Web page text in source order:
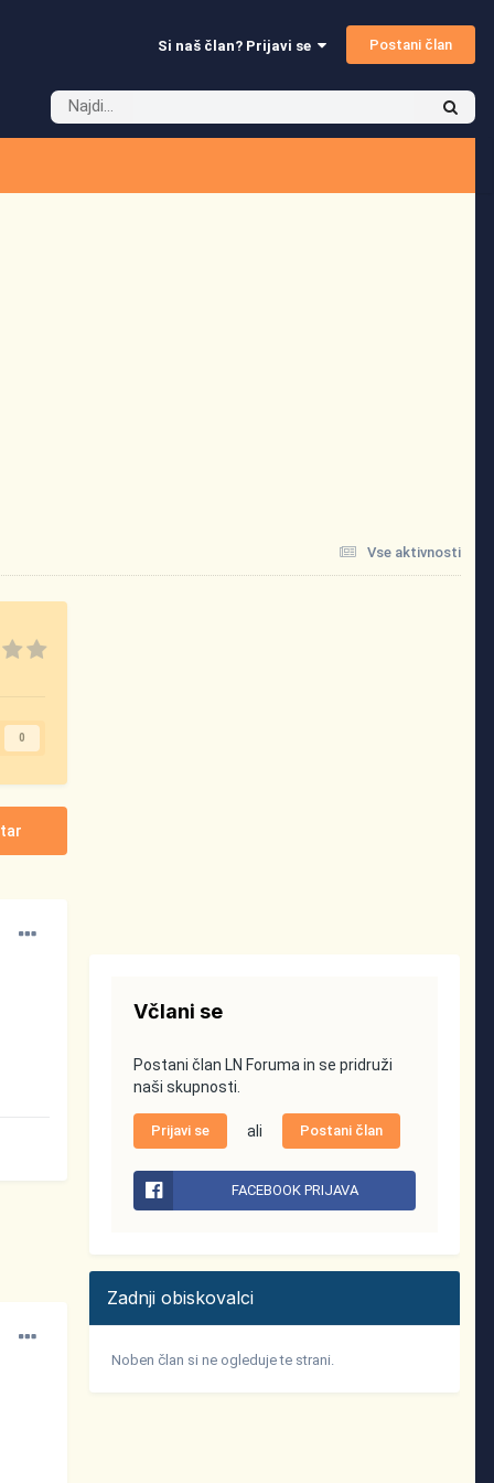
Si naš član? Prijavi se Postani član
Vse aktivnosti
0
Včlani se
Postani član LN Foruma in se pridruži
naši skupnosti.
Prijavi se ali Postani član
FACEBOOK PRIJAVA
Zadnji obiskovalci
Noben član si ne ogleduje te strani.